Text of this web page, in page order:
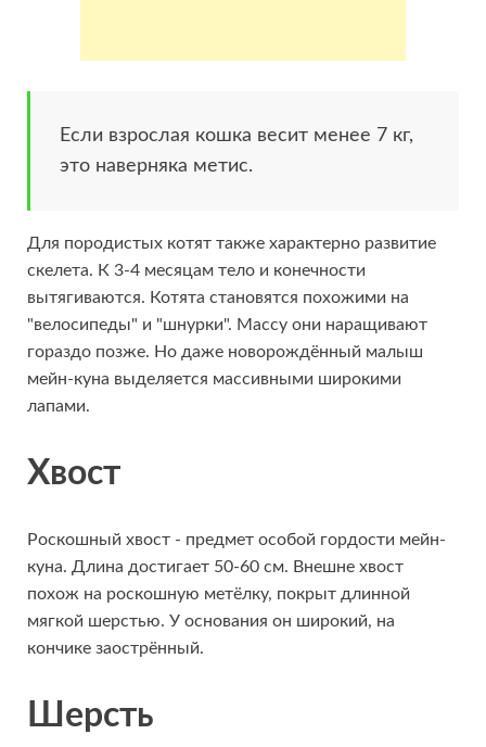
Если взрослая кошка весит менее 7 кг,
это наверняка метис.
Для породистых котят также характерно развитие
скелета. К 3-4 месяцам тело и конечности
вытягиваются. Котята становятся похожими на
"велосипеды" и "шнурки". Массу они наращивают
гораздо позже. Но даже новорождённый малыш
мейн-куна выделяется массивными широкими
лапами.
Хвост
Роскошный хвост - предмет особой гордости мейн-
куна. Длина достигает 50-60 см. Внешне хвост
похож на роскошную метёлку, покрыт длинной
мягкой шерстью. У основания он широкий, на
кончике заострённый.
Шерсть